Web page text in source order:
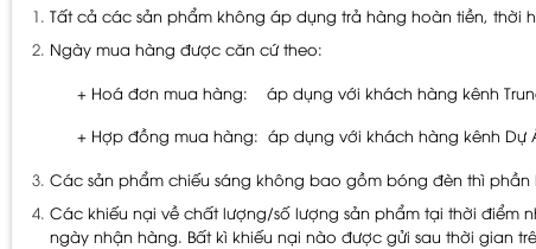
Tất cả các sản phẩm không áp dụng trả hàng hoàn tiền,
Ngày mua hàng được căn cứ theo:
+ Hoá đơn mua hàng: áp dụng với khách hàng kênh
+ Hợp đồng mua hàng: áp dụng với khách hàng kênh Dự
Các sản phẩm chiếu sáng không bao gồm bóng đèn thì
Các khiếu nại về chất lượng/số lượng sản phẩm tại thời điểm
ngày nhận hàng. Bất kì khiếu nại nào được gửi sau thời gian